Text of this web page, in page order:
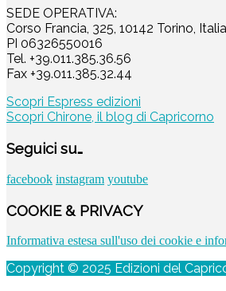
SEDE OPERATIVA:
Corso Francia, 325, 10142 Torino, Italia
PI 06326550016
Tel. +39.011.385.36.56
Fax +39.011.385.32.44
Scopri Espress edizioni
Scopri Chirone, il blog di Capricorno
Seguici su…
facebook instagram youtube
COOKIE & PRIVACY
Informativa estesa sull'uso dei cookie e
Copyright © 2025 Edizioni del